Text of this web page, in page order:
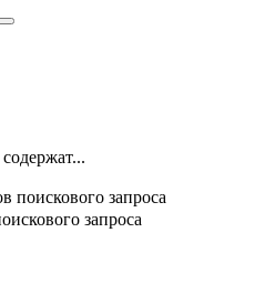
поискового запроса
запроса